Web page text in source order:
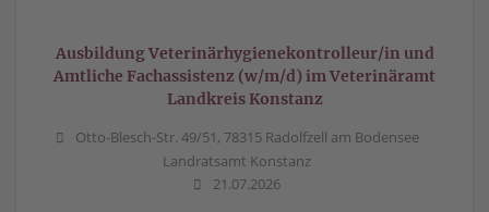
Ausbildung Veterinärhygienekontrolleur/in und
Amtliche Fachassistenz (w/m/d) im Veterinäramt
Landkreis Konstanz
Otto-Blesch-Str. 49/51, 78315 Radolfzell am Bodensee
Landratsamt Konstanz
21.07.2026